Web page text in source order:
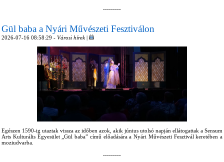
---------
Gül baba a Nyári Művészeti Fesztiválon
2026-07-16 08:58:29 - Városi hírek |
Egészen 1590-ig utaztak vissza az időben azok, akik június utolsó napján ellátogattak a Sensum
Arts Kulturális Egyesület „Gül baba” című előadására a Nyári Művészeti Fesztivál keretében a
moziudvarba.
---------